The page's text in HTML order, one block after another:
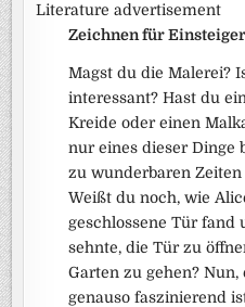
Literature advertisement
Zeichnen für Einsteiger
Magst du die Malerei?
interessant? Hast du
Kreide oder einen
nur eines dieser Dinge
zu wunderbaren Zeiten
Weißt du noch, wie
geschlossene Tür fand
sehnte, die Tür zu
Garten zu gehen?
genauso faszinierend